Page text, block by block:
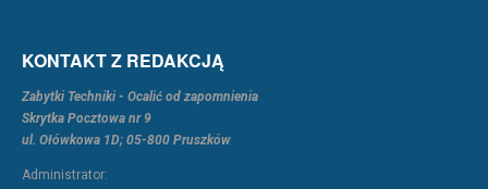
KONTAKT Z REDAKCJĄ
Zabytki Techniki - Ocalić od zapomnienia
Skrytka Pocztowa nr 9
ul. Ołówkowa 1D; 05-800 Pruszków
Administrator: